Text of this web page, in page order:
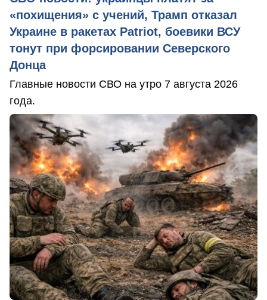
«похищения» с учений, Трамп отказал
Украине в ракетах Patriot, боевики ВСУ
тонут при форсировании Северского
Донца
Главные новости СВО на утро 7 августа 2026
года.